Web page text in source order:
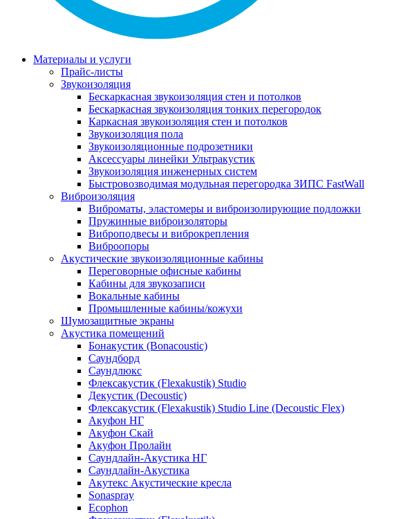
Материалы и услуги
Прайс-листы
Звукоизоляция
Бескаркасная звукоизоляция стен и потолков
Бескаркасная звукоизоляция тонких перегородок
Каркасная звукоизоляция стен и потолков
Звукоизоляция пола
Звукоизоляционные подрозетники
Аксессуары линейки Ультракустик
Звукоизоляция инженерных систем
Быстровозводимая модульная перегородка ЗИПС FastWall
Виброизоляция
Виброматы, эластомеры и виброизолирующие подложки
Пружинные виброизоляторы
Виброподвесы и виброкрепления
Виброопоры
Акустические звукоизоляционные кабины
Переговорные офисные кабины
Кабины для звукозаписи
Вокальные кабины
Промышленные кабины/кожухи
Шумозащитные экраны
Акустика помещений
Бонакустик (Bonacoustic)
Саундборд
Саундлюкс
Флексакустик (Flexakustik) Studio
Декустик (Decoustic)
Флексакустик (Flexakustik) Studio Line (Decoustic Flex)
Акуфон НГ
Акуфон Скай
Акуфон Пролайн
Саундлайн-Акустика НГ
Саундлайн-Акустика
Акутекс Акустические кресла
Sonaspray
Ecophon